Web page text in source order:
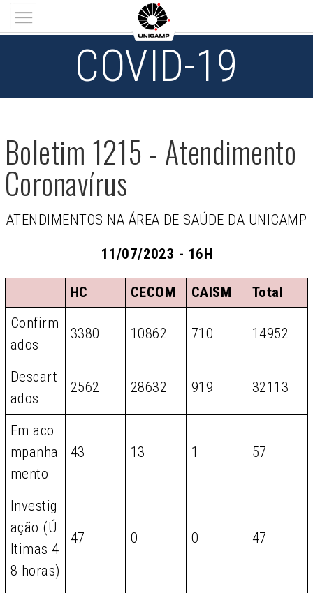
Main menu
COVID-19
Boletim 1215 - Atendimento
Coronavírus
ATENDIMENTOS NA ÁREA DE SAÚDE DA UNICAMP
11/07/2023 - 16H
HC CECOM CAISM
Total
Confirm
ados
3380 10862 710 14952
Descart
ados
2562 28632 919 32113
Em aco
mpanha
mento
43 13 1 57
Investig
ação (Ú
ltimas 4
8 horas)
47 0 0 47